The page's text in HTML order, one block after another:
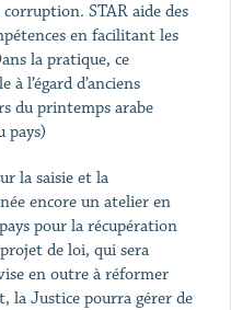
STAR aide des
en facilitant les
la pratique, ce
l’égard d’anciens
du printemps arabe
pays)
la saisie et la
encore un atelier en
pour la récupération
de loi, qui sera
en outre à réformer
la Justice pourra gérer de